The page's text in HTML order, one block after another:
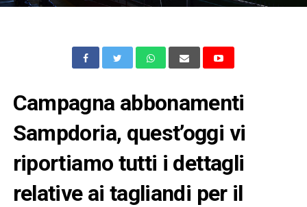
Campagna abbonamenti
Sampdoria, quest’oggi vi
riportiamo tutti i dettagli
relative ai tagliandi per il